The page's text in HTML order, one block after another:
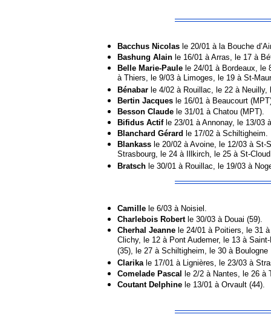
Bacchus Nicolas le 20/01 à la Bouche
Bashung Alain le 16/01 à Arras, le 17 à
Belle Marie-Paule le 24/01 à Bordeaux, le
à Thiers, le 9/03 à Limoges, le 19 à St-
Bénabar le 4/02 à Rouillac, le 22 à
Bertin Jacques le 16/01 à Beaucourt
Besson Claude le 31/01 à Chatou (MPT).
Bifidus Actifle 23/01 à Annonay, le 13/03
Blanchard Gérard le 17/02 à Schiltigheim.
Blankass le 20/02 à Avoine, le 12/03 à
Strasbourg, le 24 à Illkirch, le 25 à St-
Bratsch le 30/01 à Rouillac, le 19/03 à
Camille le 6/03 à Noisiel.
Charlebois Robertle 30/03 à Douai (59).
Cherhal Jeanne le 24/01 à Poitiers, le 31
Clichy, le 12 à Pont Audemer, le 13 à
(35), le 27 à Schiltigheim, le 30 à
Clarika le 17/01 à Lignières, le 23/03 à
Comelade Pascal
le 2/2 à Nantes, le 26 à
Coutant Delphine le 13/01 à Orvault (44).